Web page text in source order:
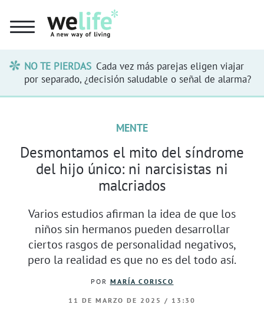
NO TE PIERDAS Cada vez más parejas eligen viajar
por separado, ¿decisión saludable o señal de alarma?
MENTE
Desmontamos el mito del síndrome
del hijo único: ni narcisistas ni
malcriados
Varios estudios afirman la idea de que los
niños sin hermanos pueden desarrollar
ciertos rasgos de personalidad negativos,
pero la realidad es que no es del todo así.
POR MARÍA CORISCO
11 DE MARZO DE 2025 / 13:30